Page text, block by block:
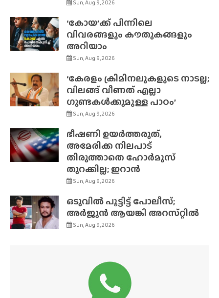
Sun, Aug 9, 2026
‘കോയ’ക്ക് പിന്നിലെ
വിവരങ്ങളും കൗതുകങ്ങളും
അറിയാം
Sun, Aug 9, 2026
‘കേരളം ക്രിമിനലുകളുടെ നാടല്ല;
വിലങ്ങ് വീണത് എല്ലാ
ഗുണ്ടകൾക്കുമുള്ള പാഠം’
Sun, Aug 9, 2026
ഭീഷണി ഉയർത്തരുത്,
അമേരിക്ക നിലപാട്
തിരുത്താതെ ഹോർമുസ്
തുറക്കില്ല; ഇറാൻ
Sun, Aug 9, 2026
ഒടുവിൽ പൂട്ടിട്ട് പോലീസ്;
അർജുൻ ആയങ്കി അറസ്‌റ്റിൽ
Sun, Aug 9, 2026